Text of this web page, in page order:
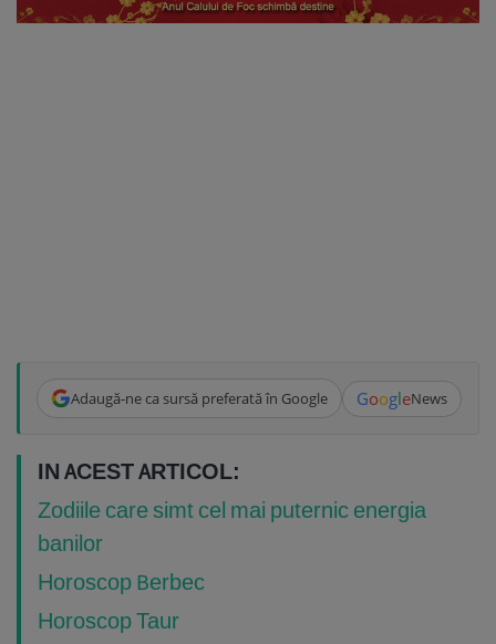
Adaugă-ne ca sursă preferată în Google GoogleNews
IN ACEST ARTICOL:
Zodiile care simt cel mai puternic energia
banilor
Horoscop Berbec
Horoscop Taur